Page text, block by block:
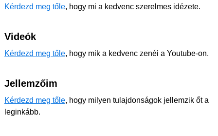
Kérdezd meg tőle, hogy mi a kedvenc szerelmes idézete.
Videók
Kérdezd meg tőle, hogy mik a kedvenc zenéi a Youtube-on.
Jellemzőim
Kérdezd meg tőle, hogy milyen tulajdonságok jellemzik őt a
leginkább.